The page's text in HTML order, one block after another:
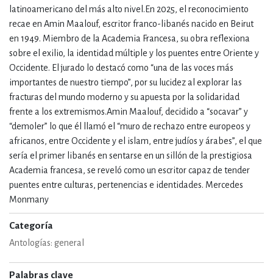
latinoamericano del más alto nivel.En 2025, el reconocimiento
recae en Amin Maalouf, escritor franco-libanés nacido en Beirut
en 1949. Miembro de la Academia Francesa, su obra reflexiona
sobre el exilio, la identidad múltiple y los puentes entre Oriente y
Occidente. El jurado lo destacó como “una de las voces más
importantes de nuestro tiempo”, por su lucidez al explorar las
fracturas del mundo moderno y su apuesta por la solidaridad
frente a los extremismos.Amin Maalouf, decidido a “socavar” y
“demoler” lo que él llamó el “muro de rechazo entre europeos y
africanos, entre Occidente y el islam, entre judíos y árabes”, el que
sería el primer libanés en sentarse en un sillón de la prestigiosa
Academia francesa, se reveló como un escritor capaz de tender
puentes entre culturas, pertenencias e identidades. Mercedes
Monmany
Categoría
Antologías: general
Palabras clave